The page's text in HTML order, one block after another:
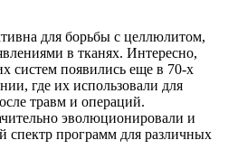
для борьбы с целлюлитом,
в тканях. Интересно,
систем появились еще в 70-х
где их использовали для
травм и операций.
эволюционировали и
спектр программ для различных